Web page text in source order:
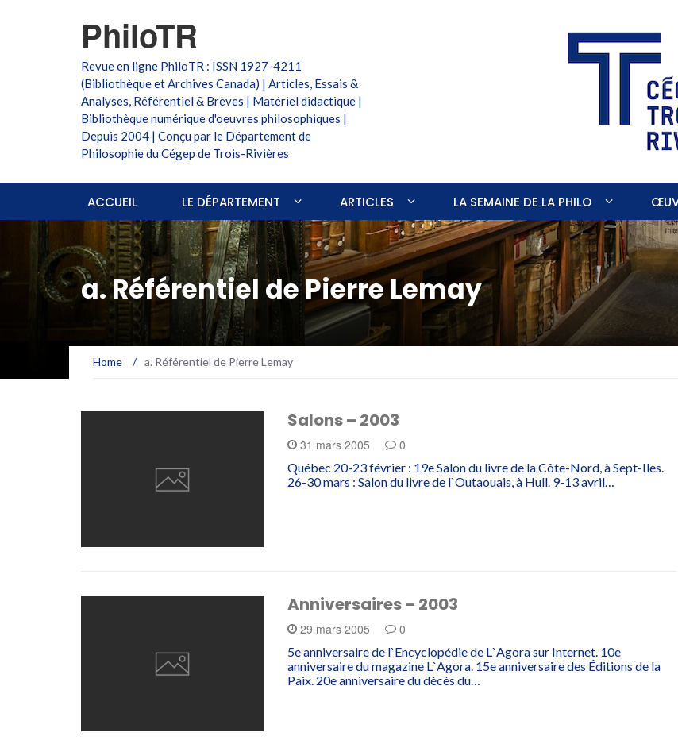
PhiloTR
Revue en ligne PhiloTR : ISSN 1927-4211
(Bibliothèque et Archives Canada) | Articles, Essais &
Analyses, Référentiel & Brèves | Matériel didactique |
Bibliothèque numérique d'oeuvres philosophiques |
Depuis 2004 | Conçu par le Département de
Philosophie du Cégep de Trois-Rivières
ACCUEIL LE DÉPARTEMENT ARTICLES LA SEMAINE DE LA PHILO
a. Référentiel de Pierre Lemay
Home / a. Référentiel de Pierre Lemay
Salons – 2003
31 mars 2005 0
Québec 20-23 février : 19e Salon du livre de la Côte-Nord, à Sept-Iles.
26-30 mars : Salon du livre de l`Outaouais, à Hull. 9-13 avril…
Anniversaires – 2003
29 mars 2005 0
5e anniversaire de l`Encyclopédie de L`Agora sur Internet. 10e
anniversaire du magazine L`Agora. 15e anniversaire des Éditions de la
Paix. 20e anniversaire du décès du…